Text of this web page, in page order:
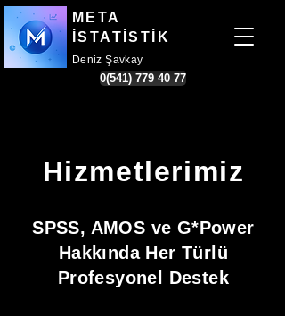
META
İSTATİSTİK
Deniz Şavkay
0(541) 779 40 77
Hizmetlerimiz
SPSS, AMOS ve G*Power
Hakkında Her Türlü
Profesyonel Destek